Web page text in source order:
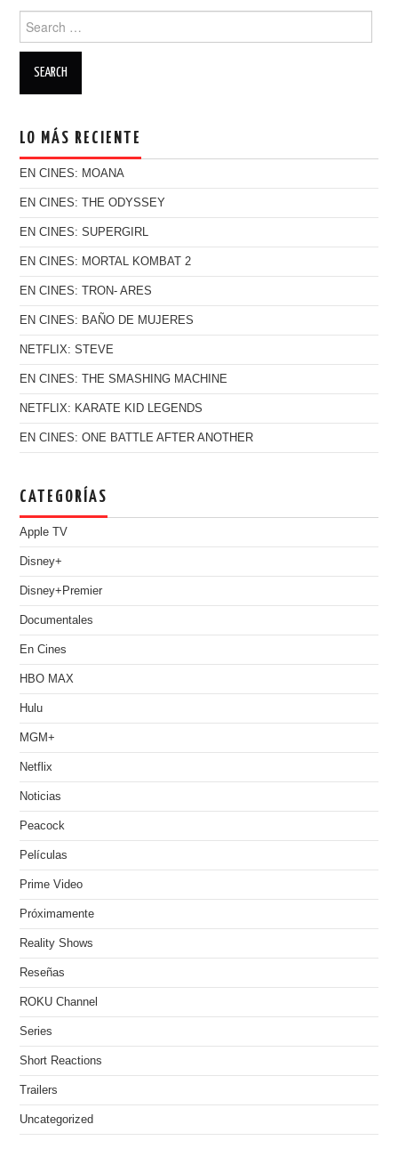
Search for:
LO MÁS RECIENTE
EN CINES: MOANA
EN CINES: THE ODYSSEY
EN CINES: SUPERGIRL
EN CINES: MORTAL KOMBAT 2
EN CINES: TRON- ARES
EN CINES: BAÑO DE MUJERES
NETFLIX: STEVE
EN CINES: THE SMASHING MACHINE
NETFLIX: KARATE KID LEGENDS
EN CINES: ONE BATTLE AFTER ANOTHER
CATEGORÍAS
Apple TV
Disney+
Disney+Premier
Documentales
En Cines
HBO MAX
Hulu
MGM+
Netflix
Noticias
Peacock
Películas
Prime Video
Próximamente
Reality Shows
Reseñas
ROKU Channel
Series
Short Reactions
Trailers
Uncategorized